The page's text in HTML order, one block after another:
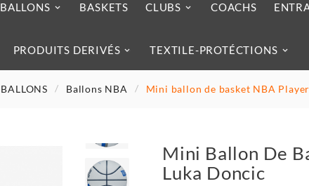
BALLONS BASKETS CLUBS COACHS
PRODUITS DERIVÉS TEXTILE-PROTÉCTIONS
BALLONS Ballons NBA Mini ballon de basket NBA
Mini Ballon De
Luka Doncic